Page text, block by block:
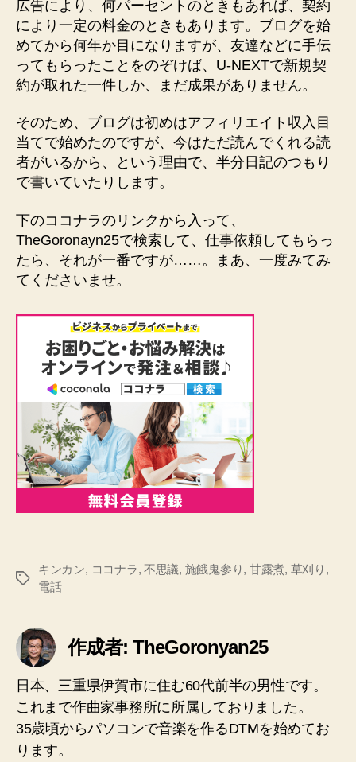
広告により、何パーセントのときもあれば、契約
により一定の料金のときもあります。ブログを始
めてから何年か目になりますが、友達などに手伝
ってもらったことをのぞけば、U-NEXTで新規契
約が取れた一件しか、まだ成果がありません。
そのため、ブログは初めはアフィリエイト収入目
当てで始めたのですが、今はただ読んでくれる読
者がいるから、という理由で、半分日記のつもり
で書いていたりします。
下のココナラのリンクから入って、
TheGoronayn25で検索して、仕事依頼してもらっ
たら、それが一番ですが……。まあ、一度みてみ
てくださいませ。
タ
キンカン, ココナラ, 不思議, 施餓鬼参り, 甘露煮, 草刈り ,
電話
作成者: TheGoronyan25
日本、三重県伊賀市に住む60代前半の男性です。
これまで作曲家事務所に所属しておりました。
35歳頃からパソコンで音楽を作るDTMを始めてお
ります。